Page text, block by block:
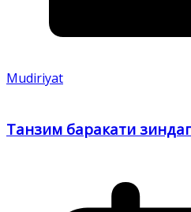
Mudiriyat
Танзим баракати